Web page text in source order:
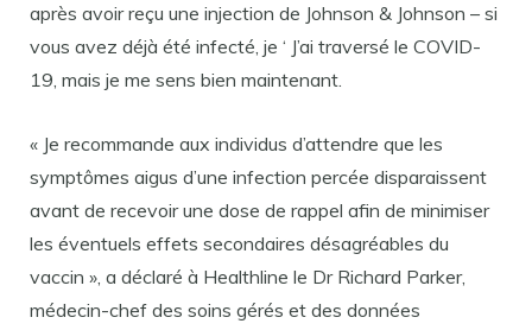
après avoir reçu une injection de Johnson & Johnson – si
vous avez déjà été infecté, je ‘ J’ai traversé le COVID-
19, mais je me sens bien maintenant.
« Je recommande aux individus d’attendre que les
symptômes aigus d’une infection percée disparaissent
avant de recevoir une dose de rappel afin de minimiser
les éventuels effets secondaires désagréables du
vaccin », a déclaré à Healthline le Dr Richard Parker,
médecin-chef des soins gérés et des données